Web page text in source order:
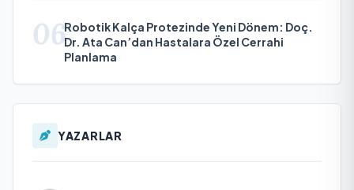
06Robotik Kalça Protezinde Yeni Dönem: Doç.
Dr. Ata Can’dan Hastalara Özel Cerrahi
Planlama
YAZARLAR